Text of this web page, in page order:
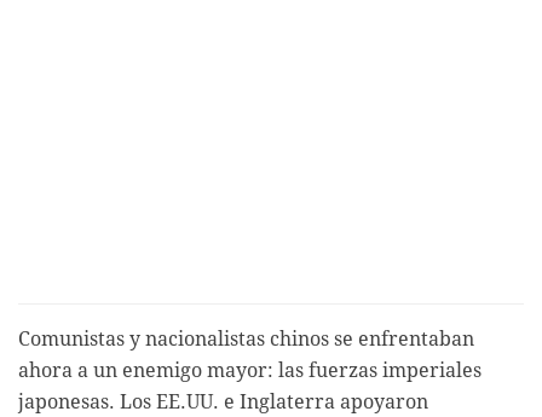
Comunistas y nacionalistas chinos se enfrentaban
ahora a un enemigo mayor: las fuerzas imperiales
japonesas. Los EE.UU. e Inglaterra apoyaron